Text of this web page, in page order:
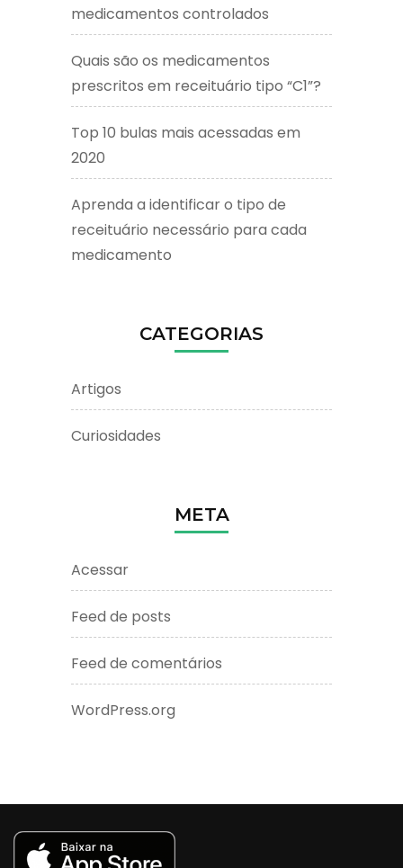
medicamentos controlados
Quais são os medicamentos
prescritos em receituário tipo “C1”?
Top 10 bulas mais acessadas em
2020
Aprenda a identificar o tipo de
receituário necessário para cada
medicamento
CATEGORIAS
Artigos
Curiosidades
META
Acessar
Feed de posts
Feed de comentários
WordPress.org